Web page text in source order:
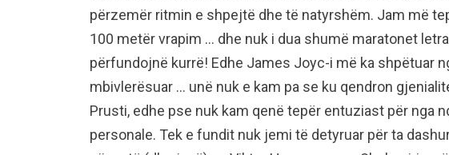
përzemër ritmin e shpejtë dhe të natyrshëm. Jam më
100 metër vrapim … dhe nuk i dua shumë maratonet
përfundojnë kurrë! Edhe James Joyc-i më ka shpëtuar
mbivlerësuar … unë nuk e kam pa se ku qendron
Prusti, edhe pse nuk kam qenë tepër entuziast për nga
personale. Tek e fundit nuk jemi të detyruar për ta